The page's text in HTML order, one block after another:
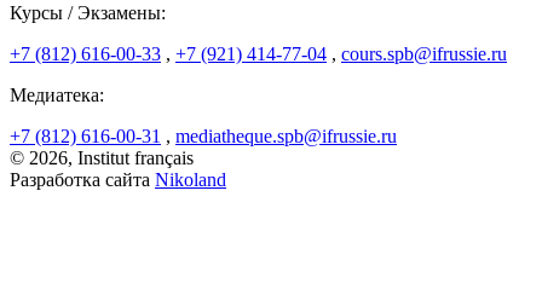
Курсы / Экзамены:
+7 (812) 616-00-33 , +7 (921) 414-77-04 , cours.spb@ifrussie.ru
Медиатека:
+7 (812) 616-00-31 , mediatheque.spb@ifrussie.ru
© 2026, Institut français
Разработка сайта Nikoland